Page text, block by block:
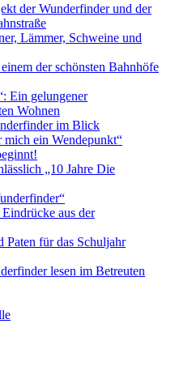
der Wunderfinder und der
Lämmer, Schweine und
der schönsten Bahnhöfe
Ein gelungener
Wohnen
im Blick
ein Wendepunkt“
„10 Jahre Die
aus der
Paten für das Schuljahr
lesen im Betreuten